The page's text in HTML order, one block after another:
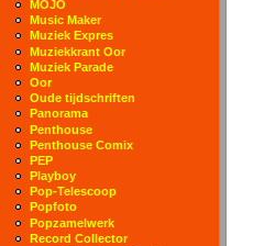
MOJO
Music Maker
Muziek Expres
Muziekkrant Oor
Muziek Parade
Oor
Oude tijdschriften
Panorama
Penthouse
Penthouse Comix
PEP
Playboy
Pop-Telescoop
Popfoto
Popzamelwerk
Record Collector